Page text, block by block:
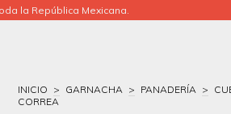
la República Mexicana.
INICIO > GARNACHA > PANADERÍA >
CORREA